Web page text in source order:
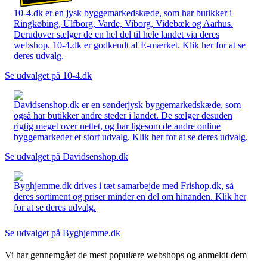
10-4.dk er en jysk byggemarkedskæde, som har butikker i
Ringkøbing, Ulfborg, Varde, Viborg, Videbæk og Aarhus.
Derudover sælger de en hel del til hele landet via deres
webshop. 10-4.dk er godkendt af E-mærket. Klik her for at se
deres udvalg.
Se udvalget på 10-4.dk
Davidsenshop.dk er en sønderjysk byggemarkedskæde, som
også har butikker andre steder i landet. De sælger desuden
rigtig meget over nettet, og har ligesom de andre online
byggemarkeder et stort udvalg. Klik her for at se deres udvalg.
Se udvalget på Davidsenshop.dk
Byghjemme.dk drives i tæt samarbejde med Frishop.dk, så
deres sortiment og priser minder en del om hinanden. Klik her
for at se deres udvalg.
Se udvalget på Byghjemme.dk
Vi har gennemgået de mest populære webshops og anmeldt dem